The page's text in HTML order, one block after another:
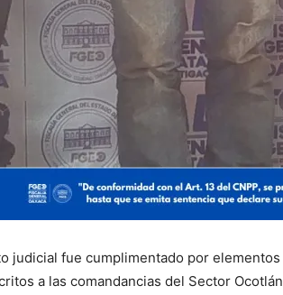
judicial fue cumplimentado por
a las comandancias del Sector